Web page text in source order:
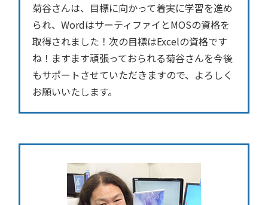
菊谷さんは、目標に向かって着実に学習を進め
られ、WordはサーティファイとMOSの資格を
取得されました！次の目標はExcelの資格です
ね！ますます頑張っておられる菊谷さんを今後
もサポートさせていただきますので、よろしく
お願いいたします。